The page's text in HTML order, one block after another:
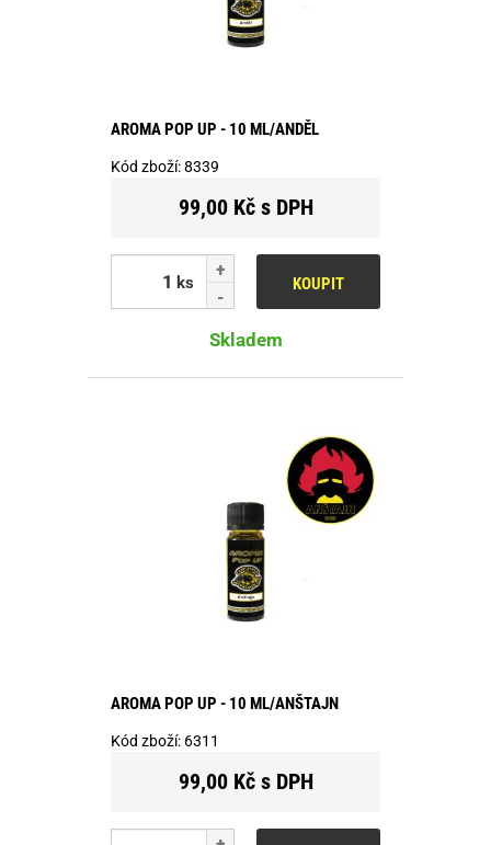
AROMA POP UP - 10 ML/ANDĚL
Kód zboží:8339
99,00 Kč s DPH
ks KOUPIT
Skladem
AROMA POP UP - 10 ML/ANŠTAJN
Kód zboží: 6311
99,00 Kč s DPH